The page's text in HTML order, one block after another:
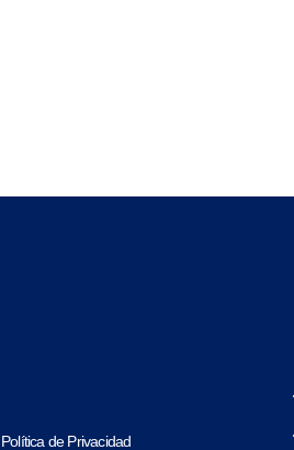
Política de Privacidad